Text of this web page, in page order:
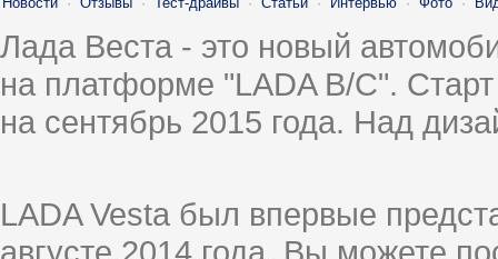
Лада Веста - это новый
на платформе "LADA B/C".
на сентябрь 2015 года. Над
LADA Vesta был впервые